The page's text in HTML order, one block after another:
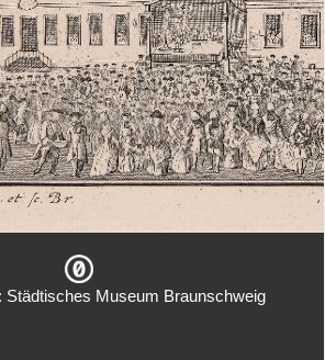
Städtisches Museum Braunschweig